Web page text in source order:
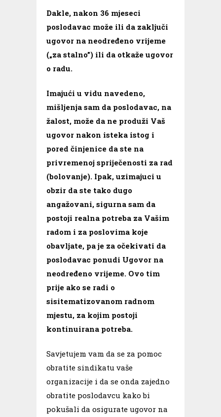
Dakle, nakon 36 mjeseci
poslodavac može ili da zaključi
ugovor na neodređeno vrijeme
(„za stalno”) ili da otkaže ugovor
o radu.
Imajući u vidu navedeno,
mišljenja sam da poslodavac, na
žalost, može da ne produži Vaš
ugovor nakon isteka istog i
pored činjenice da ste na
privremenoj spriječenosti za rad
(bolovanje). Ipak, uzimajuci u
obzir da ste tako dugo
angažovani, sigurna sam da
postoji realna potreba za Vašim
radom i za poslovima koje
obavljate, pa je za očekivati da
poslodavac ponudi Ugovor na
neodređeno vrijeme. Ovo tim
prije ako se radi o
sisitematizovanom radnom
mjestu, za kojim postoji
kontinuirana potreba.
Savjetujem vam da se za pomoc
obratite sindikatu vaše
organizacije i da se onda zajedno
obratite poslodavcu kako bi
pokušali da osigurate ugovor na